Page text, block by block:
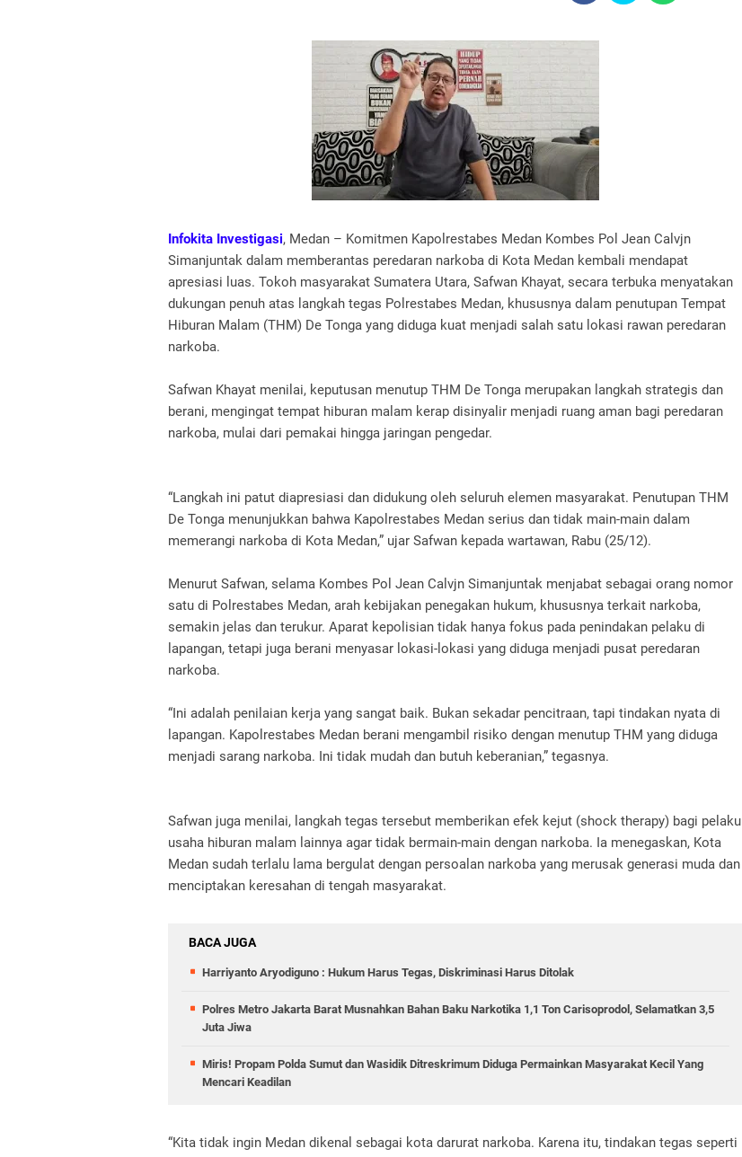
Infokita Investigasi, Medan – Komitmen Kapolrestabes Medan Kombes Pol Jean Calvjn
Simanjuntak dalam memberantas peredaran narkoba di Kota Medan kembali mendapat
apresiasi luas. Tokoh masyarakat Sumatera Utara, Safwan Khayat, secara terbuka menyatakan
dukungan penuh atas langkah tegas Polrestabes Medan, khususnya dalam penutupan Tempat
Hiburan Malam (THM) De Tonga yang diduga kuat menjadi salah satu lokasi rawan peredaran
narkoba.
Safwan Khayat menilai, keputusan menutup THM De Tonga merupakan langkah strategis dan
berani, mengingat tempat hiburan malam kerap disinyalir menjadi ruang aman bagi peredaran
narkoba, mulai dari pemakai hingga jaringan pengedar.
“Langkah ini patut diapresiasi dan didukung oleh seluruh elemen masyarakat. Penutupan THM
De Tonga menunjukkan bahwa Kapolrestabes Medan serius dan tidak main-main dalam
memerangi narkoba di Kota Medan,” ujar Safwan kepada wartawan, Rabu (25/12).
Menurut Safwan, selama Kombes Pol Jean Calvjn Simanjuntak menjabat sebagai orang nomor
satu di Polrestabes Medan, arah kebijakan penegakan hukum, khususnya terkait narkoba,
semakin jelas dan terukur. Aparat kepolisian tidak hanya fokus pada penindakan pelaku di
lapangan, tetapi juga berani menyasar lokasi-lokasi yang diduga menjadi pusat peredaran
narkoba.
“Ini adalah penilaian kerja yang sangat baik. Bukan sekadar pencitraan, tapi tindakan nyata di
lapangan. Kapolrestabes Medan berani mengambil risiko dengan menutup THM yang diduga
menjadi sarang narkoba. Ini tidak mudah dan butuh keberanian,” tegasnya.
Safwan juga menilai, langkah tegas tersebut memberikan efek kejut (shock therapy) bagi pelaku
usaha hiburan malam lainnya agar tidak bermain-main dengan narkoba. Ia menegaskan, Kota
Medan sudah terlalu lama bergulat dengan persoalan narkoba yang merusak generasi muda dan
menciptakan keresahan di tengah masyarakat.
BACA JUGA
Harriyanto Aryodiguno : Hukum Harus Tegas, Diskriminasi Harus Ditolak
Polres Metro Jakarta Barat Musnahkan Bahan Baku Narkotika 1,1 Ton Carisoprodol, Selamatkan 3,5
Juta Jiwa
Miris! Propam Polda Sumut dan Wasidik Ditreskrimum Diduga Permainkan Masyarakat Kecil Yang
Mencari Keadilan
“Kita tidak ingin Medan dikenal sebagai kota darurat narkoba. Karena itu, tindakan tegas seperti